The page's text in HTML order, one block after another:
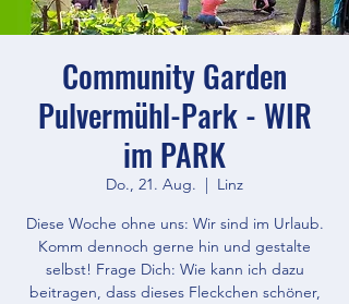
Community Garden
Pulvermühl-Park - WIR
im PARK
Do., 21. Aug.
  |
Linz
Diese Woche ohne uns: Wir sind im Urlaub.
Komm dennoch gerne hin und gestalte
selbst! Frage Dich: Wie kann ich dazu
beitragen, dass dieses Fleckchen schöner,